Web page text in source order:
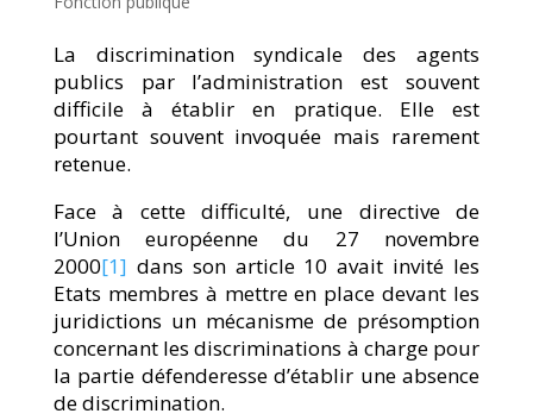
La discrimination syndicale des agents
publics par l’administration est souvent
difficile à établir en pratique. Elle est
pourtant souvent invoquée mais rarement
retenue.
Face à cette difficulté, une directive de
l’Union européenne du 27 novembre
2000[1] dans son article 10 avait invité les
Etats membres à mettre en place devant les
juridictions un mécanisme de présomption
concernant les discriminations à charge pour
la partie défenderesse d’établir une absence
de discrimination.